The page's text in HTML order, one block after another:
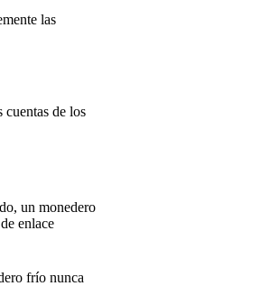
las
cuentas de los
un monedero
enlace
frío nunca